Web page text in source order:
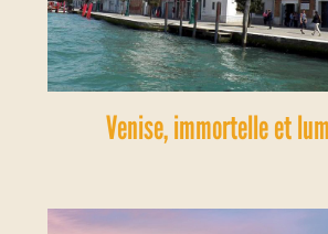
Venise, immortelle et